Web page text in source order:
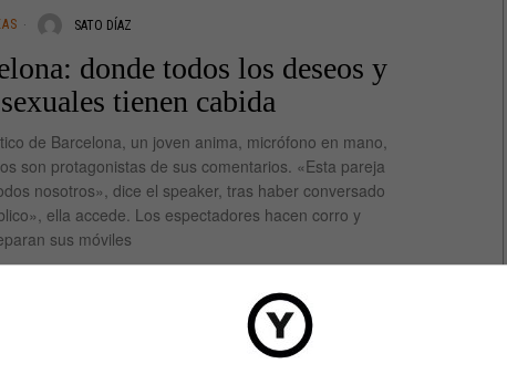
SATO DÍAZ
donde todos los deseos y
tienen cabida
de Barcelona, un joven anima, micrófono en mano,
son protagonistas de sus comentarios. «Esta pareja
nosotros», dice el speaker, tras haber conversado
ella accede. Los espectadores hacen corro y
sus móviles